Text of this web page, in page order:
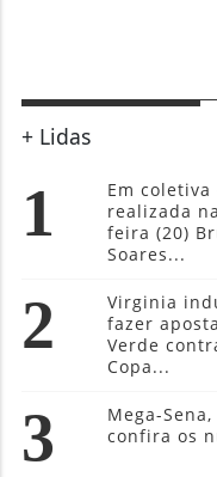
+ Lidas
1
Em
realizada
feira (20)
Soares...
2
Virginia
fazer
Verde
Copa...
3
Mega-
confira os